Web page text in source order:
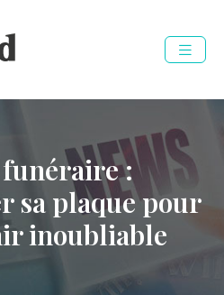
:
sa plaque pour
inoubliable